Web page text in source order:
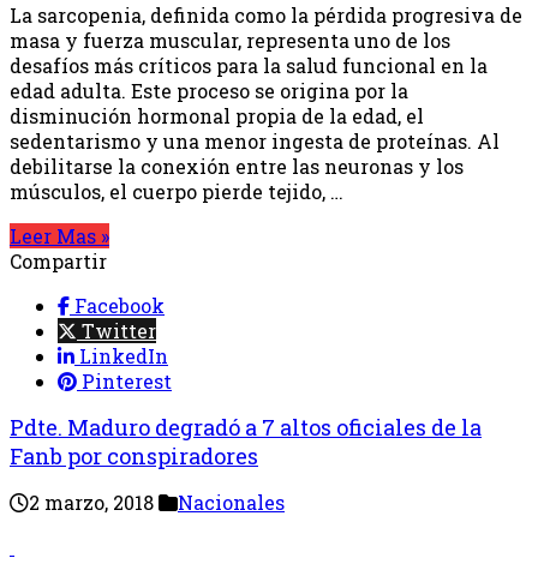
La sarcopenia, definida como la pérdida progresiva de
masa y fuerza muscular, representa uno de los
desafíos más críticos para la salud funcional en la
edad adulta. Este proceso se origina por la
disminución hormonal propia de la edad, el
sedentarismo y una menor ingesta de proteínas. Al
debilitarse la conexión entre las neuronas y los
músculos, el cuerpo pierde tejido, …
Leer Mas »
Compartir
Facebook
Twitter
LinkedIn
Pinterest
Pdte. Maduro degradó a 7 altos oficiales de la
Fanb por conspiradores
2 marzo, 2018 Nacionales